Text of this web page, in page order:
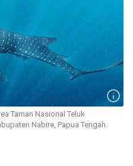
Taman Nasional Teluk
Nabire, Papua Tengah.